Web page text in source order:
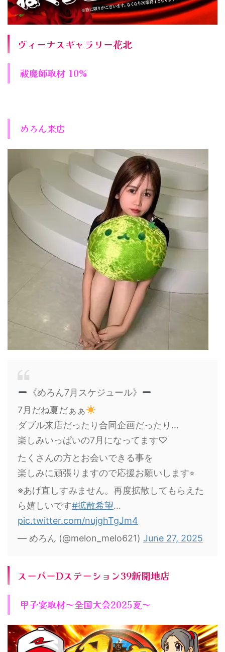
ヴィーナスギャラリー花北
祓魔師取材 10%
めろん来店
《めろん7月スケジュール》
7月だね夏だぁぁ
ダブル来店だったり合同企画だったり…
楽しみいっぱいの7月になってます♡
たくさんの方とお会いできる事を
楽しみに頑張りますので応援お願いします⭐︎
※あげ直しすみません。再度拡散してもらえた
ら嬉しいです#拡散希望…
pic.twitter.com/nujghTgJm4
— めろん (@melon_melo621) June 27, 2025
スーパーDステーション39新開地店
甲子宴取材～全国大会2025夏～